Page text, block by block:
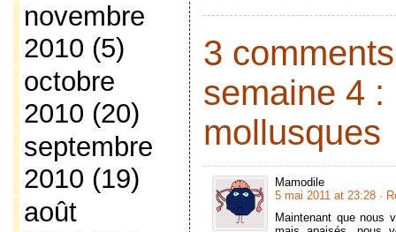
novembre
2010 (5)
octobre
2010 (20)
septembre
2010 (19)
août
3
semaine 4 :
mollusques
Mamodile
5 mai 2011 at 23:28 ·
Maintenant que nous